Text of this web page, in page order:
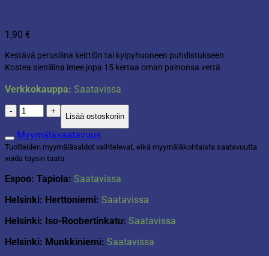
1,90 €
Kestävä perusliina keittiön tai kylpyhuoneen puhdistukseen.
Kostea sieniliina imee jopa 15 kertaa oman painonsa vettä.
Verkkokauppa: Saatavissa
Sieniliina
kostea
3kpl
määrä
Lisää ostoskoriin
Myymäläsaatavuus
Tuotteiden myymäläsaldot vaihtelevat, eikä myymäläkohtaista saatavuutta
voida täysin taata.
Espoo: Tapiola: Saatavissa
Helsinki: Herttoniemi: Saatavissa
Helsinki: Iso-Roobertinkatu: Saatavissa
Helsinki: Munkkiniemi: Saatavissa